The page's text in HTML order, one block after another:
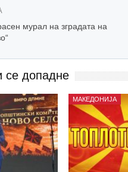
мурал на зградата на
се допадне
МАКЕДОНИЈА